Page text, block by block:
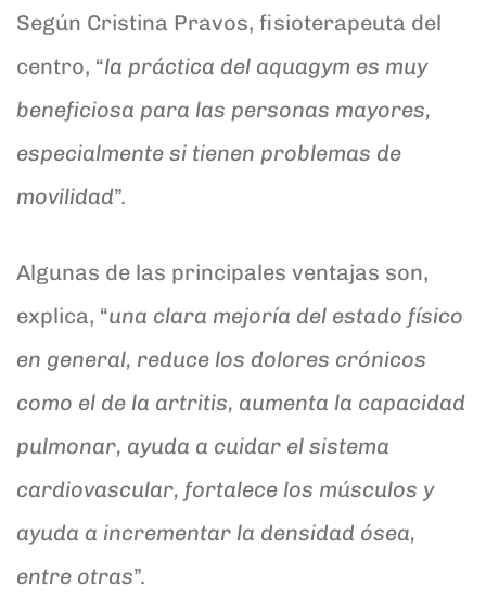
Según Cristina Pravos, fisioterapeuta del
centro, “la práctica del aquagym es muy
beneficiosa para las personas mayores,
especialmente si tienen problemas de
movilidad”.
Algunas de las principales ventajas son,
explica, “una clara mejoría del estado físico
en general, reduce los dolores crónicos
como el de la artritis, aumenta la capacidad
pulmonar, ayuda a cuidar el sistema
cardiovascular, fortalece los músculos y
ayuda a incrementar la densidad ósea,
entre otras”.